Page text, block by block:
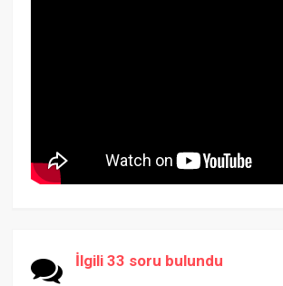
İlgili 33 soru bulundu